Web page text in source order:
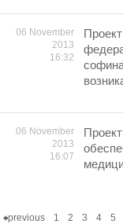
06 November
2013
16:32
06 November
2013
16:07
previous 1 2 3 4 5